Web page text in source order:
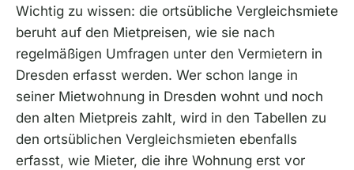
Wichtig zu wissen: die ortsübliche Vergleichsmiete
beruht auf den Mietpreisen, wie sie nach
regelmäßigen Umfragen unter den Vermietern in
Dresden erfasst werden. Wer schon lange in
seiner Mietwohnung in Dresden wohnt und noch
den alten Mietpreis zahlt, wird in den Tabellen zu
den ortsüblichen Vergleichsmieten ebenfalls
erfasst, wie Mieter, die ihre Wohnung erst vor